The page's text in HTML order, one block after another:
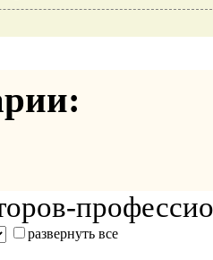
развернуть все